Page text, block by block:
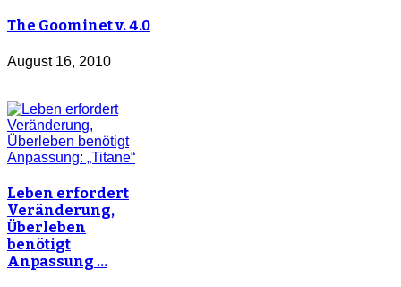
The Goominet v. 4.0
August 16, 2010
Leben erfordert
Veränderung,
Überleben
benötigt
Anpassung …